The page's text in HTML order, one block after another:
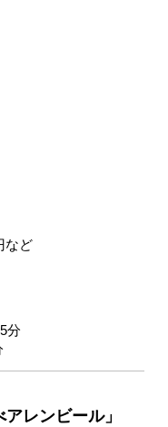
など
分
レンビール」